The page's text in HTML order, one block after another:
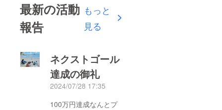
最新の活動
報告
もっと
見る
ネクストゴール
達成の御礼
2024/07/28 17:35
100万円達成なんとプ